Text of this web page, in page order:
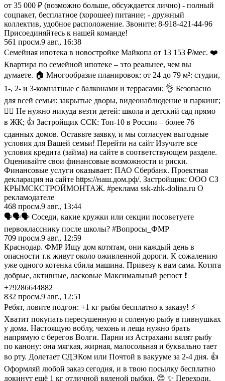
от 35 000 ₽ (возможно больше, обсуждается лично) - полный
соцпакет, бесплатное (хорошее) питание; - дружный
коллектив, удобное расположение. Звоните: 8-918-421-44-96
Присоединяйтесь к нашей команде!
561 просм.9 авг., 16:38
Семейная ипотека в новостройке Майкопа от 13 153 ₽/мес. ❤️
Квартира по семейной ипотеке – это реальнее, чем вы
думаете. 🏠 Многообразие планировок: от 24 до 79 м²: студии,
1-, 2- и 3-комнатные с балконами и террасами; 👌 Безопасно
для всей семьи: закрытые дворы, видеонаблюдение и паркинг;
🏃‍♂️ Не нужно никуда везти детей: школа и детский сад прямо
в ЖК; 👍 Застройщик ССК: Топ-10 в России – более 76
сданных домов. Оставьте заявку, и мы согласуем выгодные
условия для Вашей семьи! Перейти на сайт Изучите все
условия кредита (займа) на сайте в соответствующем разделе.
Оценивайте свои финансовые возможности и риски.
Финансовые услуги оказывает: ПАО Сбербанк. Проектная
декларация на сайте https://наш.дом.рф/. Застройщик: ООО СЗ
КРЫМСКСТРОЙМОНТАЖ. #реклама ssk-zhk-dolina.ru О
рекламодателе
468 просм.9 авг., 13:44
🗣️🗣️🗣️ Соседи, какие кружки или секции посоветуете
первокласснику после школы? #Вопросы_ФМР
709 просм.9 авг., 12:59
Краснодар. ФМР Ищу дом котятам, они каждый день в
опасности т.к живут около оживленной дороги. К сожалению
уже одного котенка сбила машина. Привезу к вам сама. Котята
добрые, активные, ласковые Максимальный репост ❗
+79286644882
832 просм.9 авг., 12:51
Ребят, ловите подгон: +1 кг рыбы бесплатно к заказу! ⚡
Хватит покупать пересушенную и соленую рыбу в пивнушках
у дома. Настоящую воблу, чехонь и леща нужно брать
напрямую с берегов Волги. Парни из Астрахани вялят рыбу
по канону: она мягкая, жирная, малосольная и буквально тает
во рту. Долетает СДЭКом или Почтой в вакууме за 2-4 дня. 👍
Оформляй любой заказ сегодня, и в твою посылку бесплатно
докинут ещё 1 кг отличной вяленой рыбки. 😊 ✨ Переходи,